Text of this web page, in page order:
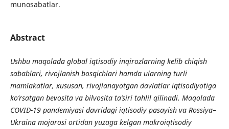
munosabatlar.
Abstract
Ushbu maqolada global iqtisodiy inqirozlarning kelib chiqish
sabablari, rivojlanish bosqichlari hamda ularning turli
mamlakatlar, xususan, rivojlanayotgan davlatlar iqtisodiyotiga
ko‘rsatgan bevosita va bilvosita ta’siri tahlil qilinadi. Maqolada
COVID-19 pandemiyasi davridagi iqtisodiy pasayish va Rossiya–
Ukraina mojarosi ortidan yuzaga kelgan makroiqtisodiy